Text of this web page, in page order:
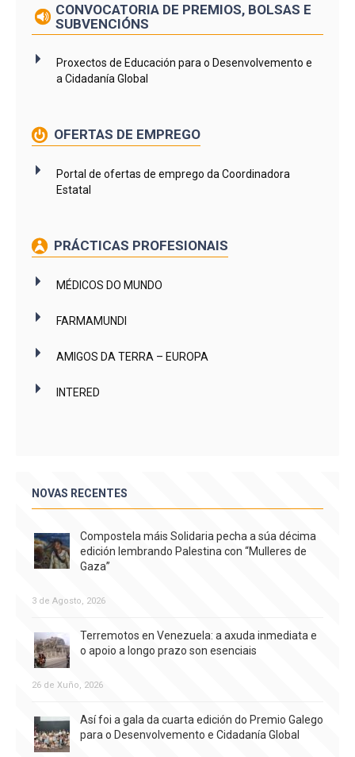
CONVOCATORIA DE PREMIOS, BOLSAS E
SUBVENCIÓNS
Proxectos de Educación para o Desenvolvemento e
a Cidadanía Global
OFERTAS DE EMPREGO
Portal de ofertas de emprego da Coordinadora
Estatal
PRÁCTICAS PROFESIONAIS
MÉDICOS DO MUNDO
FARMAMUNDI
AMIGOS DA TERRA – EUROPA
INTERED
NOVAS RECENTES
Compostela máis Solidaria pecha a súa décima
edición lembrando Palestina con “Mulleres de
Gaza”
3 de Agosto, 2026
Terremotos en Venezuela: a axuda inmediata e
o apoio a longo prazo son esenciais
26 de Xuño, 2026
Así foi a gala da cuarta edición do Premio Galego
para o Desenvolvemento e Cidadanía Global